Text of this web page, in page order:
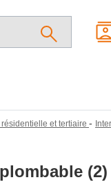
et tertiaire -